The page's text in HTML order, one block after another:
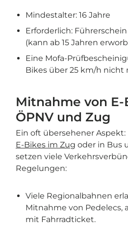
Mindestalter: 16 Jahre
Erforderlich: Führerschein
(kann ab 15 Jahren
Eine Mofa-
Bikes über 25 km/h nicht
Mitnahme von E-
ÖPNV und Zug
Ein oft übersehener Aspekt:
E-Bikes im Zug oder in Bus
setzen viele
Regelungen:
Viele Regionalbahnen
Mitnahme von Pedelecs,
mit Fahrradticket.